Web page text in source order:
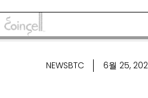
NEWSBTC 6월 25,